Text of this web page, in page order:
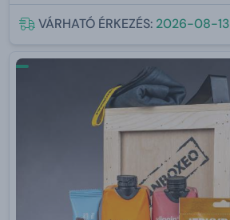
VÁRHATÓ ÉRKEZÉS: 2026-08-13